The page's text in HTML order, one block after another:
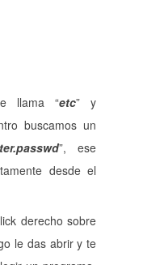
llama “etc” y
buscamos un
”, ese
desde el
derecho sobre
le das abrir y te